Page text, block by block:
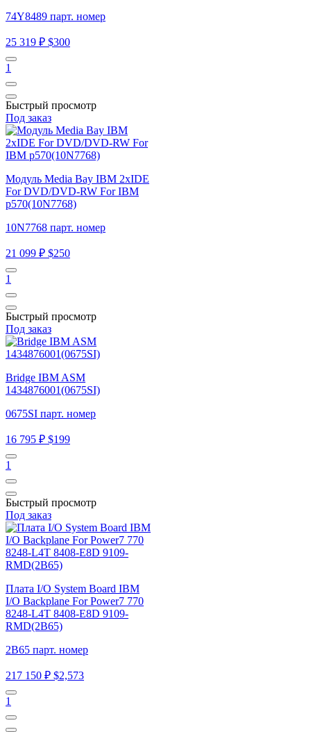
74Y8489 парт. номер
25 319 ₽ $300
1
Быстрый просмотр
Под заказ
Модуль Media Bay IBM 2xIDE
For DVD/DVD-RW For IBM
p570(10N7768)
10N7768 парт. номер
21 099 ₽ $250
1
Быстрый просмотр
Под заказ
Bridge IBM ASM
1434876001(0675SI)
0675SI парт. номер
16 795 ₽ $199
1
Быстрый просмотр
Под заказ
Плата I/O System Board IBM
I/O Backplane For Power7 770
8248-L4T 8408-E8D 9109-
RMD(2B65)
2B65 парт. номер
217 150 ₽ $2,573
1